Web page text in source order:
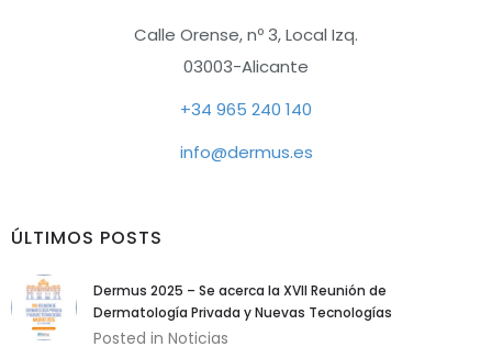
Calle Orense, nº 3, Local Izq.
03003-Alicante
+34 965 240 140
info@dermus.es
ÚLTIMOS POSTS
Dermus 2025 – Se acerca la XVII Reunión de
Dermatología Privada y Nuevas Tecnologías
Posted in Noticias